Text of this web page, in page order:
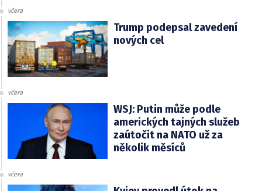
včera
Trump podepsal zavedení
nových cel
včera
WSJ: Putin může podle
amerických tajných služeb
zaútočit na NATO už za
několik měsíců
včera